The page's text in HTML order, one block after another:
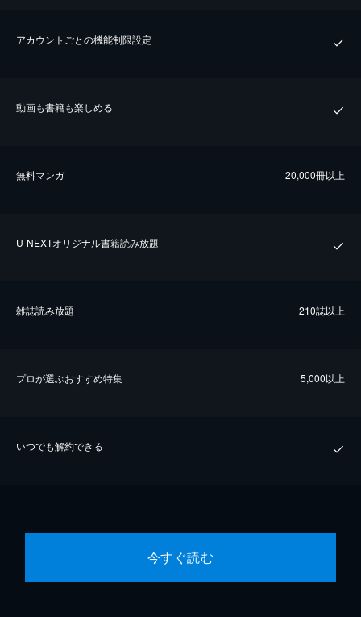
アカウントごとの機能制限設定
動画も書籍も楽しめる
無料マンガ 20,000冊以上
U-NEXTオリジナル書籍読み放題
雑誌読み放題 210誌以上
プロが選ぶおすすめ特集 5,000以上
いつでも解約できる
今すぐ読む